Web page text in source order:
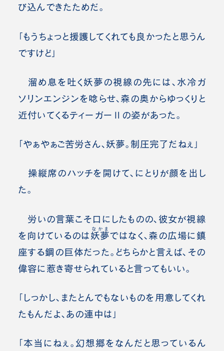
び込んできたためだ。
「もうちょっと援護してくれても良かったと思うん
ですけど」
溜め息を吐く妖夢の視線の先には、水冷ガ
ソリンエンジンを唸らせ、森の奥からゆっくりと
近付いてくるティーガーⅡの姿があった。
「やぁやぁご苦労さん、妖夢。制圧完了だねぇ」
操縦席のハッチを開けて、にとりが顔を出し
た。
労いの言葉こそ口にしたものの、彼女が視線
を向けているのは 妖夢
なかま
ではなく、森の広場に鎮
座する鋼の巨体だった。どちらかと言えば、その
偉容に惹き寄せられていると言ってもいい。
「しっかし、またとんでもないものを用意してくれ
たもんだよ、あの連中は」
「本当にねぇ。幻想郷をなんだと思っているん